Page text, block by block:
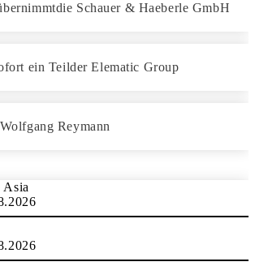
Schauer & Haeberle GmbH
ein Teilder Elematic Group
Reymann
Asia